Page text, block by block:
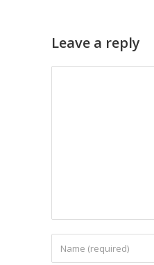
Leave a reply